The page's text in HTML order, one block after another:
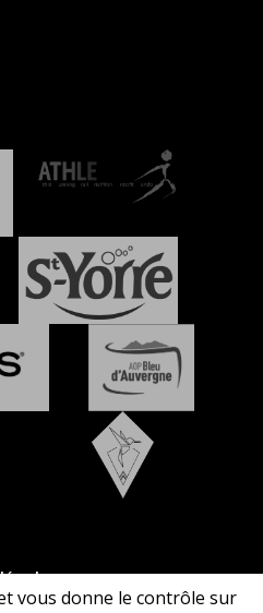
vous donne le contrôle sur